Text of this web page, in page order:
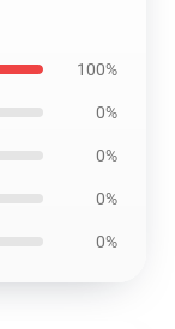
100%
0%
0%
0%
0%